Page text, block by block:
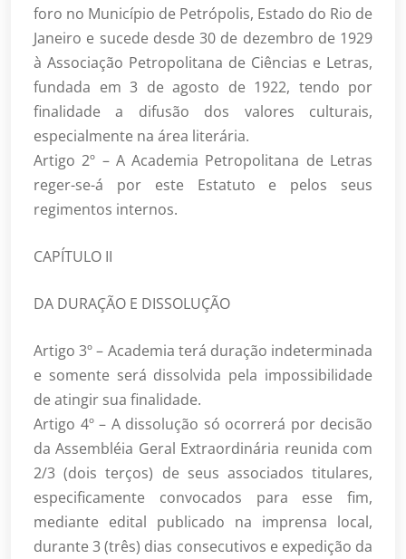
foro no Município de Petrópolis, Estado do Rio de
Janeiro e sucede desde 30 de dezembro de 1929
à Associação Petropolitana de Ciências e Letras,
fundada em 3 de agosto de 1922, tendo por
finalidade a difusão dos valores culturais,
especialmente na área literária.
Artigo 2º – A Academia Petropolitana de Letras
reger-se-á por este Estatuto e pelos seus
regimentos internos.
CAPÍTULO II
DA DURAÇÃO E DISSOLUÇÃO
Artigo 3º – Academia terá duração indeterminada
e somente será dissolvida pela impossibilidade
de atingir sua finalidade.
Artigo 4º – A dissolução só ocorrerá por decisão
da Assembléia Geral Extraordinária reunida com
2/3 (dois terços) de seus associados titulares,
especificamente convocados para esse fim,
mediante edital publicado na imprensa local,
durante 3 (três) dias consecutivos e expedição da